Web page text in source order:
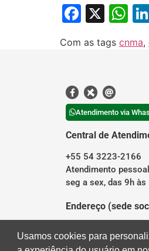
X
Com as tags cnma,
Atendimento via
Central de
+55 54 3223-2166
Atendimento
seg a sex, das 9h às
Endereço (sede
Centro – Caxias do
Usamos cookies para